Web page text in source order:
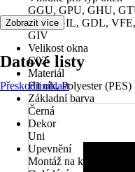
GGU, GPU, GHU,
GXL, GIL, GDL,
GIV
Velikost okna
C02
Materiál
Hliník, Polyester (PES)
Základní barva
Černá
Dekor
Uni
Upevnění
Montáž na křídlo,
Zobrazit více
Datové listy
Přeskočit oblast